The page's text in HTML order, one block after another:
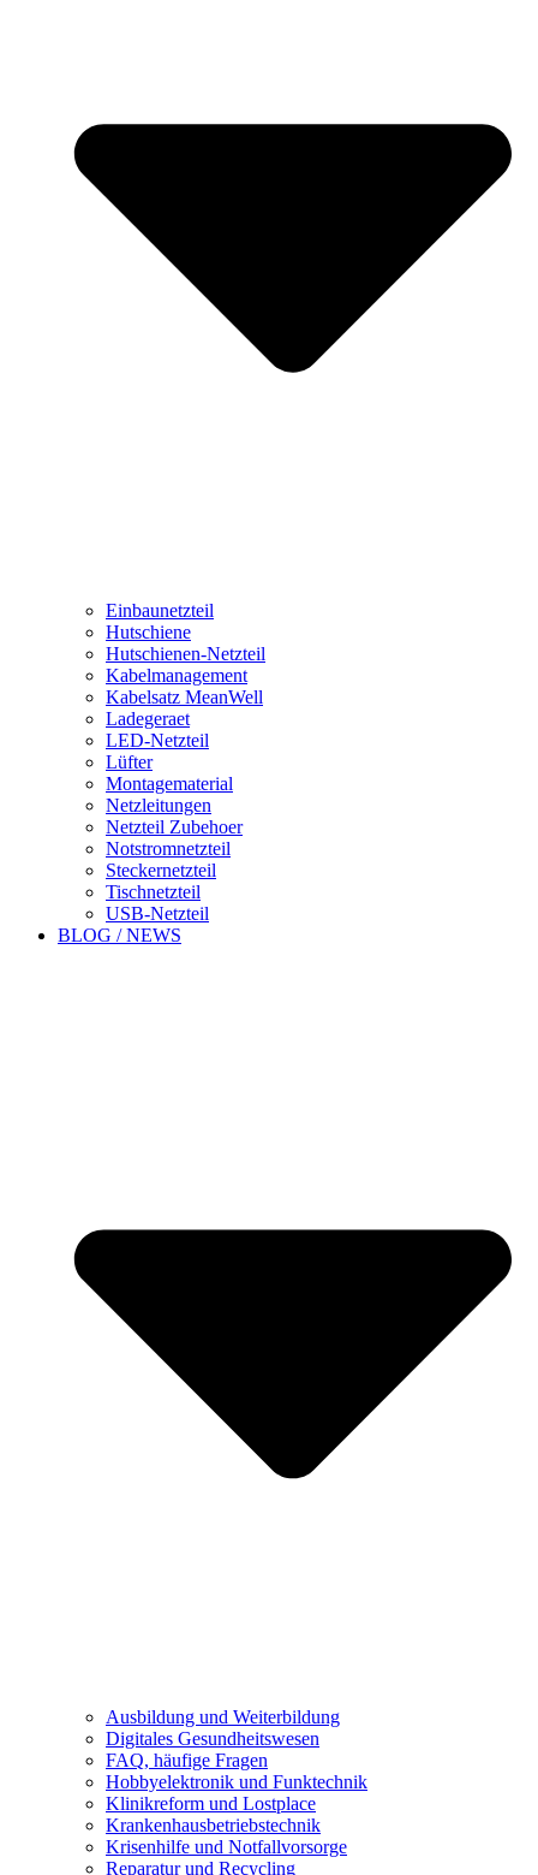
Einbaunetzteil
Hutschiene
Hutschienen-Netzteil
Kabelmanagement
Kabelsatz MeanWell
Ladegeraet
LED-Netzteil
Lüfter
Montagematerial
Netzleitungen
Netzteil Zubehoer
Notstromnetzteil
Steckernetzteil
Tischnetzteil
USB-Netzteil
BLOG / NEWS
Ausbildung und Weiterbildung
Digitales Gesundheitswesen
FAQ, häufige Fragen
Hobbyelektronik und Funktechnik
Klinikreform und Lostplace
Krankenhausbetriebstechnik
Krisenhilfe und Notfallvorsorge
Reparatur und Recycling